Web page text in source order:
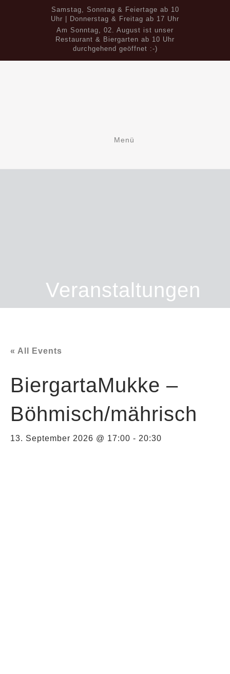
Samstag, Sonntag & Feiertage ab 10
Uhr | Donnerstag & Freitag ab 17 Uhr
Am Sonntag, 02. August ist unser
Restaurant & Biergarten ab 10 Uhr
durchgehend geöffnet :-)
Veranstaltungen
« All Events
BiergartaMukke –
Böhmisch/mährisch
13. September 2026 @ 17:00 - 20:30